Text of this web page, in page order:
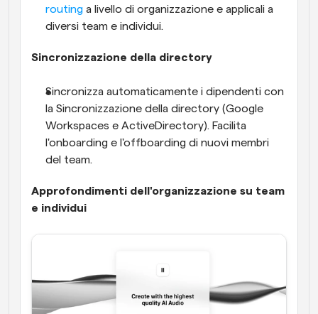
routing a livello di organizzazione e applicali a
diversi team e individui.
Sincronizzazione della directory
Sincronizza automaticamente i dipendenti con
la Sincronizzazione della directory (Google
Workspaces e ActiveDirectory). Facilita
l'onboarding e l'offboarding di nuovi membri
del team.
Approfondimenti dell'organizzazione su team
e individui